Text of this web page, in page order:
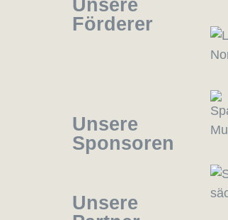
Unsere
Förderer
Unsere
Sponsoren
Unsere